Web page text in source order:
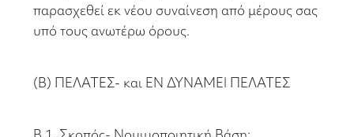
παρασχεθεί εκ νέου συναίνεση από μέρους σας
υπό τους ανωτέρω όρους.
(Β) ΠΕΛΑΤΕΣ- και ΕΝ ΔΥΝΑΜΕΙ ΠΕΛΑΤΕΣ